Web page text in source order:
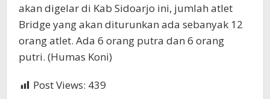
akan digelar di Kab Sidoarjo ini, jumlah atlet
Bridge yang akan diturunkan ada sebanyak 12
orang atlet. Ada 6 orang putra dan 6 orang
putri. (Humas Koni)
Post Views: 439